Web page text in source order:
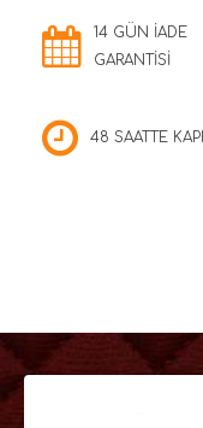
14 GÜN İADE
GARANTİSİ
48 SAATTE